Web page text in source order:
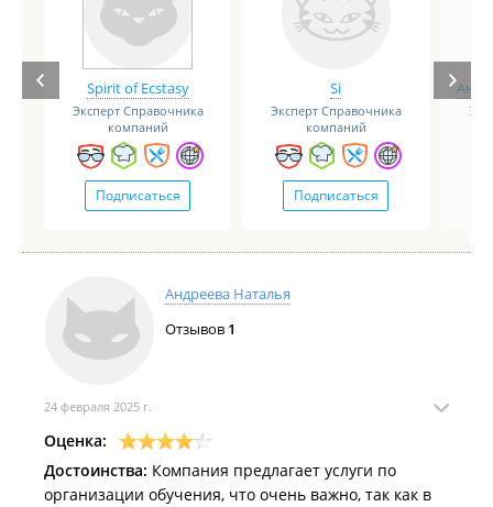
Spirit of Ecstasy
Эксперт Справочника
компаний
Подписаться
Si
Эксперт Справочника
компаний
Подписаться
Андреева Наталья
Отзывов 1
24 февраля 2025 г.
Оценка:
Достоинства: Компания предлагает услуги по
организации обучения, что очень важно, так как в